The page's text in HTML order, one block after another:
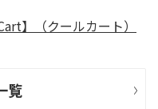
】（クールカート）
覧